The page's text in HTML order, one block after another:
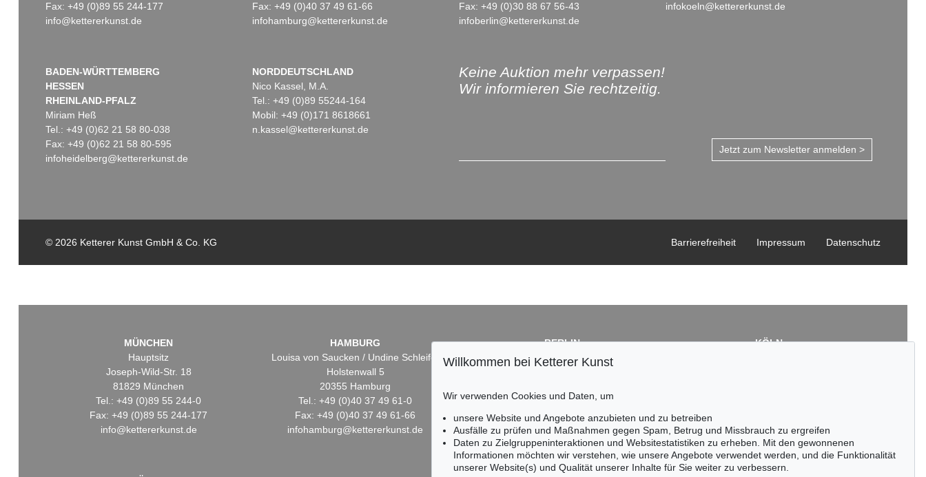
Fax: +49 (0)89 55 244-177
info@kettererkunst.de
Fax: +49 (0)40 37 49 61-66
infohamburg@kettererkunst.de
Fax: +49 (0)30 88 67 56-43
infoberlin@kettererkunst.de
infokoeln@kettererkunst.de
BADEN-WÜRTTEMBERG
HESSEN
RHEINLAND-PFALZ
Miriam Heß
Tel.: +49 (0)62 21 58 80-038
Fax: +49 (0)62 21 58 80-595
infoheidelberg@kettererkunst.de
NORDDEUTSCHLAND
Nico Kassel, M.A.
Tel.: +49 (0)89 55244-164
Mobil: +49 (0)171 8618661
n.kassel@kettererkunst.de
Keine Auktion mehr verpassen!
Wir informieren Sie rechtzeitig.
Jetzt zum Newsletter anmelden >
© 2026 Ketterer Kunst GmbH & Co. KG Datenschutz
Impressum
Barrierefreiheit
MÜNCHEN
Hauptsitz
Joseph-Wild-Str. 18
81829 München
Tel.: +49 (0)89 55 244-0
Fax: +49 (0)89 55 244-177
info@kettererkunst.de
HAMBURG
Louisa von Saucken / Undine Schleifer
Holstenwall 5
20355 Hamburg
Tel.: +49 (0)40 37 49 61-0
Fax: +49 (0)40 37 49 61-66
infohamburg@kettererkunst.de
BERLIN
Dr. Simone Wiechers
Tel.: +49 (0)30 88 67 53-63
Fax: +49 (0)30 88 67 56-43
infoberlin@kettererkunst.de
KÖLN
infokoeln@kettererkunst.de
Willkommen bei Ketterer Kunst
Wir verwenden Cookies und Daten, um
unsere Website und Angebote anzubieten und zu betreiben
Ausfälle zu prüfen und Maßnahmen gegen Spam, Betrug und Missbrauch zu ergreifen
Daten zu Zielgruppeninteraktionen und Websitestatistiken zu erheben. Mit den gewonnenen
Informationen möchten wir verstehen, wie unsere Angebote verwendet werden, und die Funktionalität
unserer Website(s) und Qualität unserer Inhalte für Sie weiter zu verbessern.